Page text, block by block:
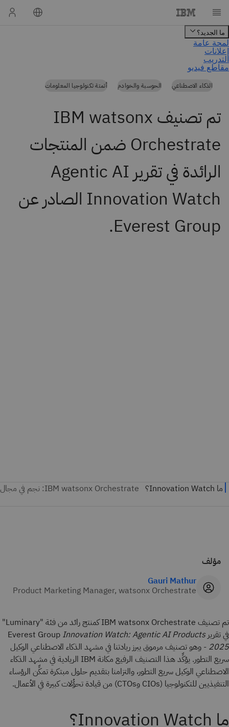
الذكاء الاصطناعي الحوسبة والخوادم أتمتة تكنولوجيا المعلومات
تم تصنيف IBM watsonx
Orchestrate ضمن المنتجات
الرائدة في تقرير Agentic AI
Innovation Watch الصادر عن
Everest Group.
مؤلف
Gauri Mathur
Product Marketing Manager, watsonx Orchestrate
تم تصنيف IBM watsonx Orchestrate كمنتج رائد من فئة "Luminary"
في تقرير Everest GroupInnovation Watch: Agentic AI Products
2025 - وهو تصنيف مرموق يبرز ريادتنا في مشهد الذكاء الاصطناعي الوكيل
سريع التطور. يؤكِّد هذا التصنيف الرفيع مكانة IBM الريادية في مشهد الذكاء
الاصطناعي الوكيل سريع التطور، والتزامنا بتقديم حلول مبتكرة تمكِّن الرؤساء
التنفيذيين للتكنولوجيا (CIOs وCTOs) من قيادة تحوُّلات كبيرة في الأعمال.
ما Innovation Watch؟